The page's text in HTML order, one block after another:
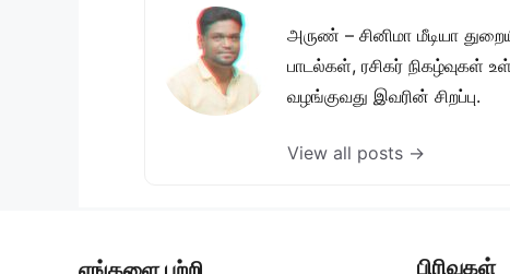
அருண் – சினிமா மீடியா
பாடல்கள், ரசிகர் நிகழ்வுகள்
வழங்குவது இவரின் சிறப்பு.
View all posts →
பிரிவுகள்